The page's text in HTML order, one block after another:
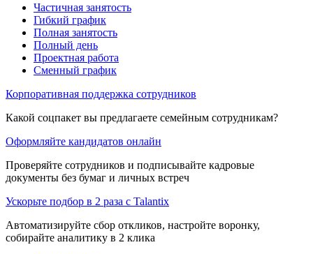
Частичная занятость
Гибкий график
Полная занятость
Полный день
Проектная работа
Сменный график
Корпоративная поддержка сотрудников
Какой соцпакет вы предлагаете семейным сотрудникам?
Оформляйте кандидатов онлайн
Проверяйте сотрудников и подписывайте кадровые
документы без бумаг и личных встреч
Ускорьте подбор в 2 раза с Talantix
Автоматизируйте сбор откликов, настройте воронку,
собирайте аналитику в 2 клика